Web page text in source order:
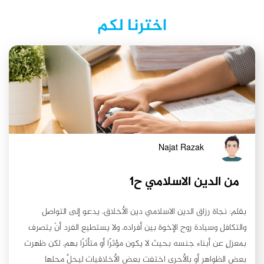
اخترنا لكم
Najat Razak
من الدين الاسلامي ح١
بقلم: نجاة رزاق الدين الاسلامي دين الأخلاق، يدعو إلى التواصل
والتكافل وسيادة روح الإخوة بين أفراده، ولا يستطيع الفرد أنْ يتصرف
بمعزلٍ عن أبناء جنسه بحيث لا يكون مؤثرًا أو متأثرًا بهم. لكن ظهرت
بعض الظواهر أو بالأحرى اختفت بعض الأخلاقيات ليحلَّ محلها